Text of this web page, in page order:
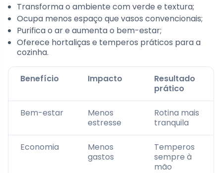
Transforma o ambiente com verde e textura;
Ocupa menos espaço que vasos convencionais;
Purifica o ar e aumenta o bem-estar;
Oferece hortaliças e temperos práticos para a
cozinha.
Benefício Impacto
Resultado
prático
Bem-estar
Menos
estresse
Rotina mais
tranquila
Economia
Menos
gastos
Temperos
sempre à
mão